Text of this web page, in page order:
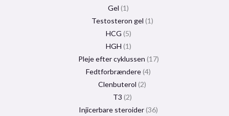
Gel 1
Testosteron gel 1
HCG 5
HGH 1
Pleje efter cyklussen 17
Fedtforbrændere 4
Clenbuterol 2
T3 2
Injicerbare steroider 36